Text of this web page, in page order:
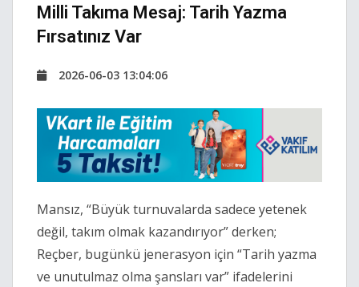
Milli Takıma Mesaj: Tarih Yazma
Fırsatınız Var
2026-06-03 13:04:06
Mansız, “Büyük turnuvalarda sadece yetenek
değil, takım olmak kazandırıyor” derken;
Reçber, bugünkü jenerasyon için “Tarih yazma
ve unutulmaz olma şansları var” ifadelerini